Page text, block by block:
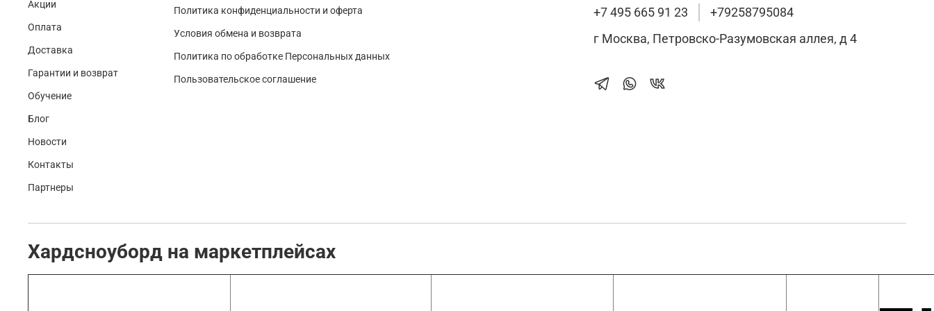
Акции
Оплата
Доставка
Гарантии и возврат
Обучение
Блог
Новости
Контакты
Партнеры
Политика конфиденциальности и оферта
Условия обмена и возврата
Политика по обработке Персональных данных
Пользовательское соглашение
+7 495 665 91 23
+79258795084
г Москва, Петровско-Разумовская аллея, д 4
Хардсноуборд на маркетплейсах